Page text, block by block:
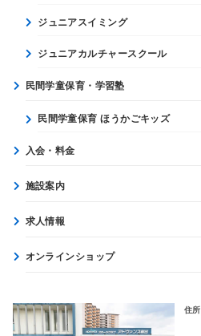
ジュニアスイミング
ジュニアカルチャースクール
民間学童保育・学習塾
民間学童保育 ほうかごキッズ
入会・料金
施設案内
求人情報
オンラインショップ
住所